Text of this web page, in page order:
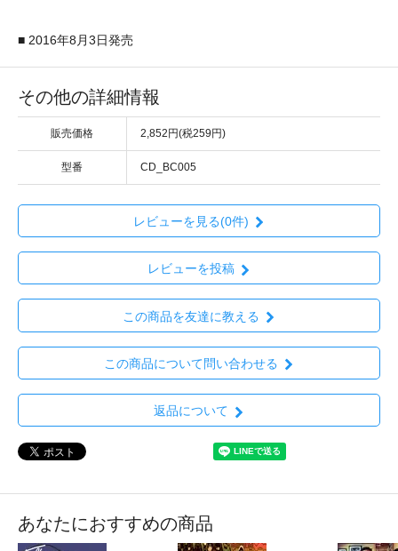
■ 2016年8月3日発売
その他の詳細情報
販売価格 2,852円(税259円)
型番 CD_BC005
レビューを見る(0件)
レビューを投稿
この商品を友達に教える
この商品について問い合わせる
返品について
あなたにおすすめの商品